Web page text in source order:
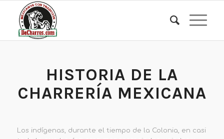
HISTORIA DE LA
CHARRERÍA MEXICANA
Los indígenas, durante el tiempo de la Colonia, en casi